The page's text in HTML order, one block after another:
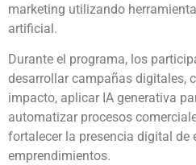
marketing utilizando
artificial.
Durante el programa, los
desarrollar campañas digitales,
impacto, aplicar IA generativa
automatizar procesos
fortalecer la presencia digital de
emprendimientos.